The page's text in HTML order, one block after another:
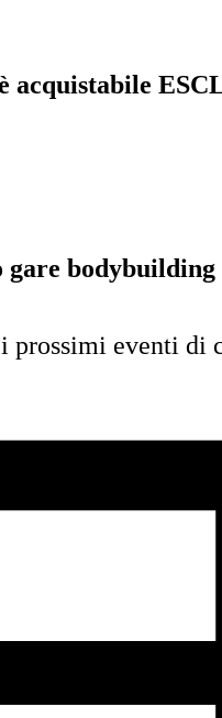
acquistabile
gare
prossimi eventi di